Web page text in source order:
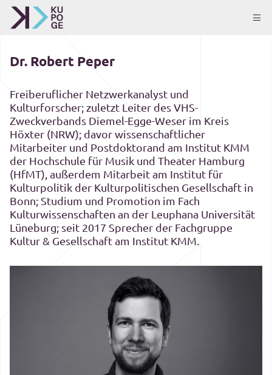
Dr. Robert Peper
Freiberuflicher Netzwerkanalyst und
Kulturforscher; zuletzt Leiter des VHS-
Zweckverbands Diemel-Egge-Weser im Kreis
Höxter (NRW); davor wissenschaftlicher
Mitarbeiter und Postdoktorand am Institut KMM
der Hochschule für Musik und Theater Hamburg
(HfMT), außerdem Mitarbeit am Institut für
Kulturpolitik der Kulturpolitischen Gesellschaft in
Bonn; Studium und Promotion im Fach
Kulturwissenschaften an der Leuphana Universität
Lüneburg; seit 2017 Sprecher der Fachgruppe
Kultur & Gesellschaft am Institut KMM.